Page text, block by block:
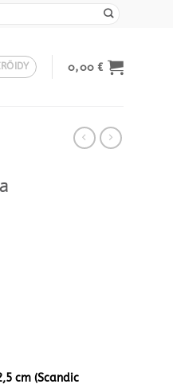
0,00€
cm (Scandic